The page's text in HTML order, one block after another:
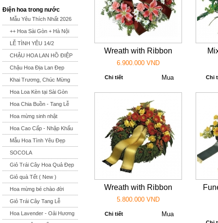
Điện hoa trong nước
Mẫu Yêu Thích Nhất 2026
++ Hoa Sài Gòn + Hà Nội
LỄ TÌNH YÊU 14/2
CHẬU HOA LAN HỒ ĐIỆP
Chậu Hoa Địa Lan Đẹp
Khai Trương, Chúc Mừng
Hoa Loa Kèn tại Sài Gòn
Hoa Chia Buồn - Tang Lễ
Hoa mừng sinh nhật
Hoa Cao Cấp - Nhập Khẩu
Mẫu Hoa Tình Yêu Đẹp
SOCOLA
Giỏ Trái Cây Hoa Quả Đẹp
Giỏ quà Tết ( New )
Hoa mừng bé chào đời
Giỏ Trái Cây Tang Lễ
Hoa Lavender - Oải Hương
Wreath with Ribbon
6.900.000 VND
Chi tiết Chi
Wreath with Ribbon
5.800.000 VND
Chi tiết